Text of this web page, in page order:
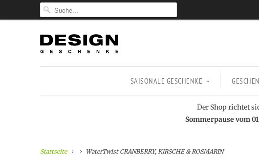
SAISONALE GESCHENKE
Der Shop richtet
Sommerpause vom
Startseite WaterTwist CRANBERRY, KIRSCHE & ROSMARIN